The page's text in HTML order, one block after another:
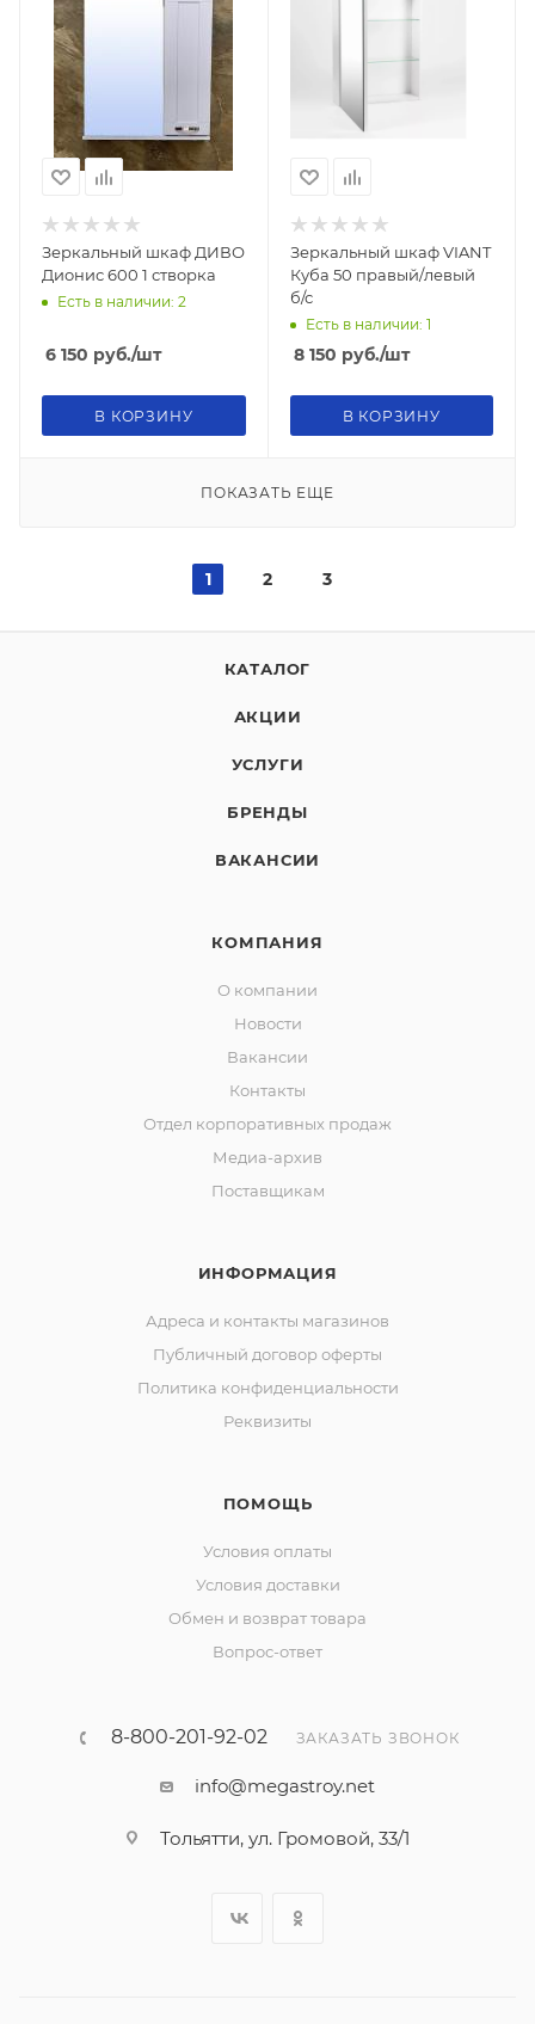
Зеркальный шкаф ДИВО
Дионис 600 1 створка
Есть в наличии: 2
6 150 руб./шт
В КОРЗИНУ
Зеркальный шкаф VIANT
Куба 50 правый/левый
б/с
Есть в наличии: 1
8 150 руб./шт
В КОРЗИНУ
ПОКАЗАТЬ ЕЩЕ
1 2 3
КАТАЛОГ
АКЦИИ
УСЛУГИ
БРЕНДЫ
ВАКАНСИИ
КОМПАНИЯ
О компании
Новости
Вакансии
Контакты
Отдел корпоративных продаж
Медиа-архив
Поставщикам
ИНФОРМАЦИЯ
Адреса и контакты магазинов
Публичный договор оферты
Политика конфиденциальности
Реквизиты
ПОМОЩЬ
Условия оплаты
Условия доставки
Обмен и возврат товара
Вопрос-ответ
8-800-201-92-02 ЗАКАЗАТЬ ЗВОНОК
info@megastroy.net
Тольятти, ул. Громовой, 33/1